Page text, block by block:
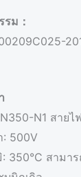
ม：
N1 สาย
: 500V
350°C สามา